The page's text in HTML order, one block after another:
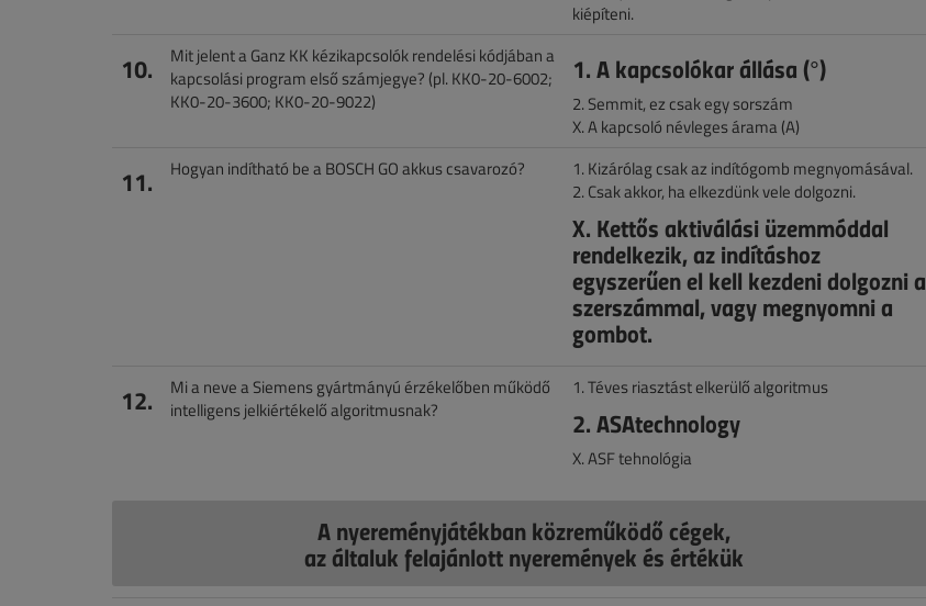
kiépíteni.
10.
Mit jelent a Ganz KK kézikapcsolók rendelési kódjában a
kapcsolási program első számjegye? (pl. KK0-20-6002;
KK0-20-3600; KK0-20-9022)
1. A kapcsolókar állása (°)
2. Semmit, ez csak egy sorszám
X. A kapcsoló névleges árama (A)
11. Hogyan indítható be a BOSCH GO akkus csavarozó?
1. Kizárólag csak az indítógomb megnyomásával.
2. Csak akkor, ha elkezdünk vele dolgozni.
X. Kettős aktiválási üzemmóddal
rendelkezik, az indításhoz
egyszerűen el kell kezdeni dolgozni a
szerszámmal, vagy megnyomni a
gombot.
12.
Mi a neve a Siemens gyártmányú érzékelőben működő
intelligens jelkiértékelő algoritmusnak?
1. Téves riasztást elkerülő algoritmus
2. ASAtechnology
X. ASF tehnológia
A nyereményjátékban közreműködő cégek,
az általuk felajánlott nyeremények és értékük